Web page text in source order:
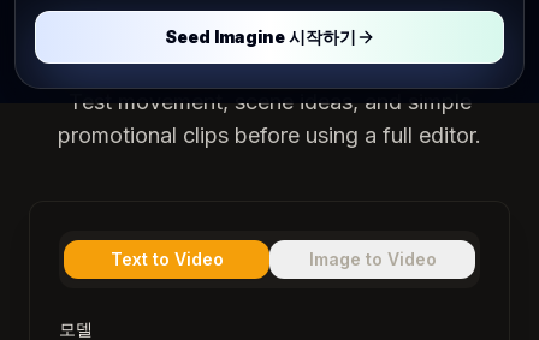
Seed Imagine 시작하기
한국어 페이지: Create free AI videos from a
prompt or a starting image without signing up.
Test movement, scene ideas, and simple
promotional clips before using a full editor.
Text to Video Image to Video
모델